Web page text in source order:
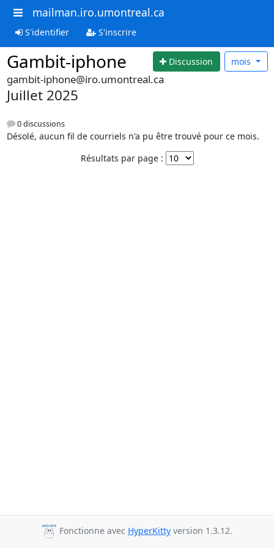
mailman.iro.umontreal.ca
S'identifier S'inscrire
Gambit-iphone Discussion mois
gambit-iphone@iro.umontreal.ca
Juillet 2025
0 discussions
Désolé, aucun fil de courriels n'a pu être trouvé pour ce mois.
Résultats par page :
Fonctionne avec HyperKitty version 1.3.12.